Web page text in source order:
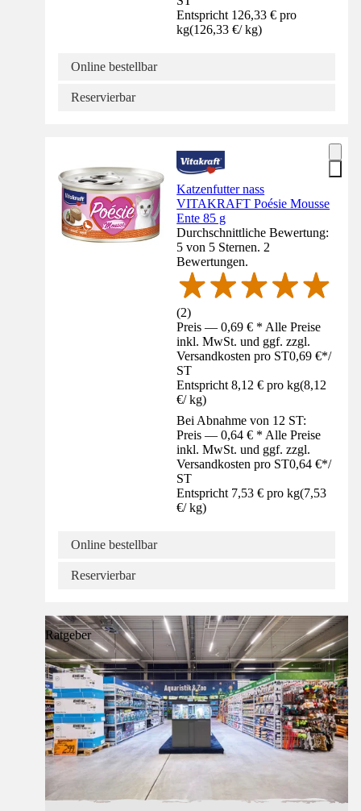
Entspricht 126,33 € pro
kg(126,33 €/ kg)
Online bestellbar
Reservierbar
Katzenfutter nass
VITAKRAFT Poésie Mousse
Ente 85 g
Durchschnittliche Bewertung:
5 von 5 Sternen. 2
Bewertungen.
(2)
Preis — 0,69 € * Alle Preise
inkl. MwSt. und ggf. zzgl.
Versandkosten pro ST0,69 €*/
ST
Entspricht 8,12 € pro kg(8,12
€/ kg)
Bei Abnahme von 12 ST:
Preis — 0,64 € * Alle Preise
inkl. MwSt. und ggf. zzgl.
Versandkosten pro ST0,64 €*/
ST
Entspricht 7,53 € pro kg(7,53
€/ kg)
Online bestellbar
Reservierbar
Ratgeber